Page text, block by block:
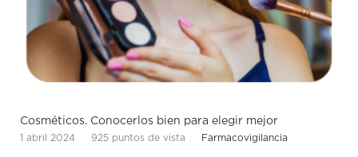
Cosméticos. Conocerlos bien para elegir mejor
1 abril 2024 925 puntos de vista Farmacovigilancia